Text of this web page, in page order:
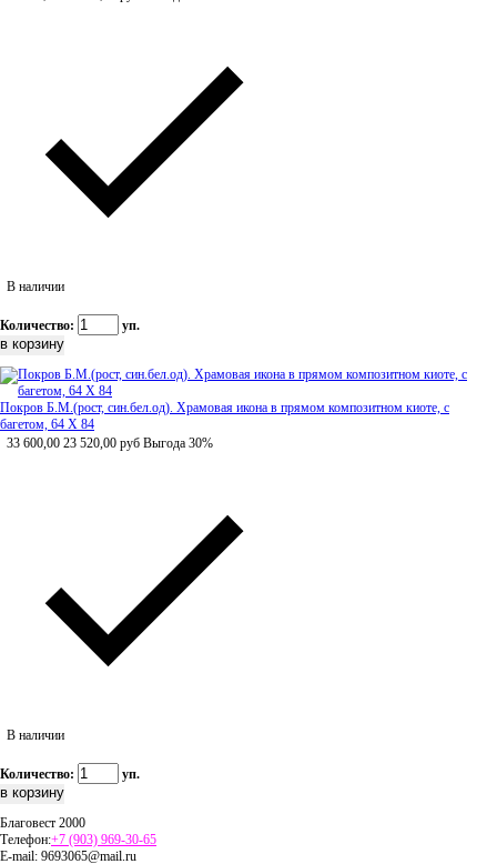
В наличии
Количество: уп.
Покров Б.М.(рост, син.бел.од). Храмовая икона в прямом композитном киоте, с
багетом, 64 Х 84
33 600,00 23 520,00 руб Выгода 30%
В наличии
Количество: уп.
Благовест 2000
Телефон:+7 (903) 969-30-65
E-mail: 9693065@mail.ru